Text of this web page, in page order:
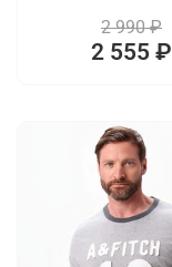
2 990 ₽
2 555 ₽